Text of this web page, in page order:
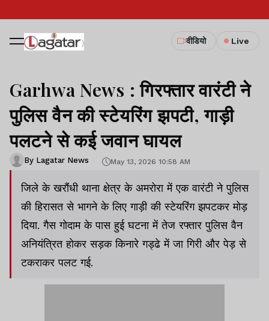
वीडियो Live
Garhwa News : गिरफ्तार वारंटी ने
पुलिस वैन की स्टेयरिंग झपटी, गाड़ी
पलटने से कई जवान घायल
By Lagatar News May 13, 2026 10:58 AM
जिले के खरौंधी थाना क्षेत्र के अमरोरा में एक वारंटी ने पुलिस
की हिरासत से भागने के लिए गाड़ी की स्टेयरिंग झपटकर मोड़
दिया. गैस गोदाम के पास हुई घटना में तेज रफ्तार पुलिस वैन
अनियंत्रित होकर सड़क किनारे गड्ढे में जा गिरी और पेड़ से
टकराकर पलट गई.